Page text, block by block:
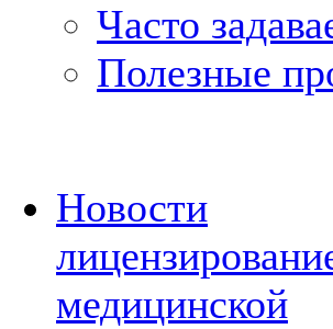
Часто
Полезные
Новости
медицинской